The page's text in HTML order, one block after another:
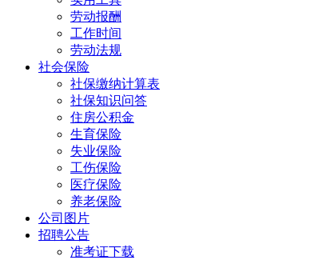
劳动报酬
工作时间
劳动法规
社会保险
社保缴纳计算表
社保知识问答
住房公积金
生育保险
失业保险
工伤保险
医疗保险
养老保险
公司图片
招聘公告
准考证下载